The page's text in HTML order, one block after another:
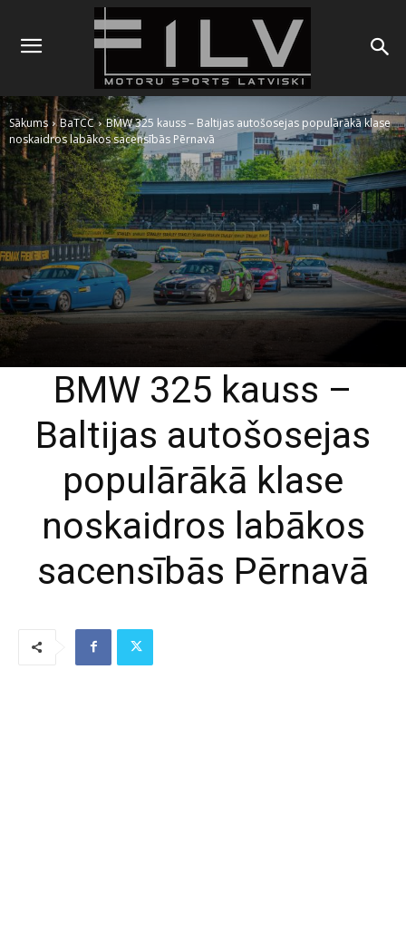
Sākums BaTCC
BMW 325 kauss – Baltijas autošosejas populārākā klase
noskaidros labākos sacensībās Pērnavā
BMW 325 kauss –
Baltijas autošosejas
populārākā klase
noskaidros labākos
sacensībās Pērnavā